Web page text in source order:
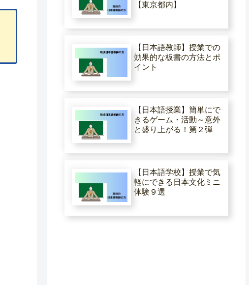
【東京都内】
【日本語教師】授業での
効果的な板書の方法とポ
イント
【日本語授業】簡単にで
きるゲーム・活動～意外
と盛り上がる！第２弾
【日本語学校】授業で気
軽にできる日本文化ミニ
体験９選